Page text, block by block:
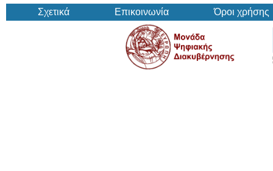
Σχετικά Επικοινωνία Όροι χρήσης